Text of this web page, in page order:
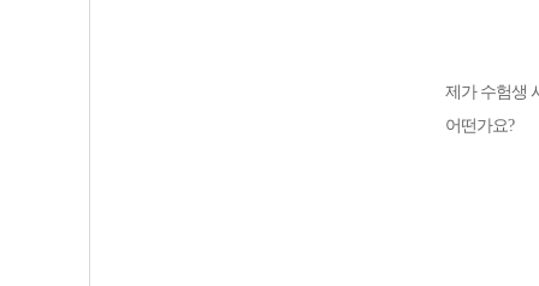
제가 수험생
어떤가요?